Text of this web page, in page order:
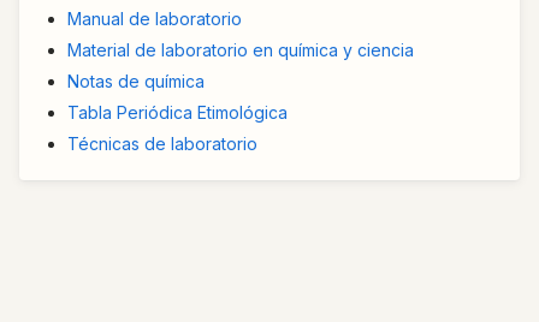
Manual de laboratorio
Material de laboratorio en química y ciencia
Notas de química
Tabla Periódica Etimológica
Técnicas de laboratorio